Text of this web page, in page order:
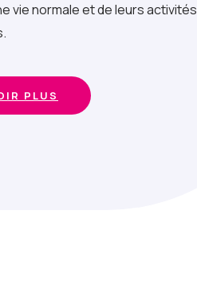
vie normale et de leurs activités
PLUS